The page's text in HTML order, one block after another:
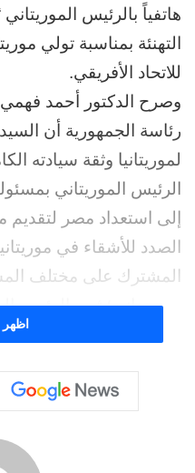
هاتفياً بالرئيس
التهنئة بمناسبة تولي
للاتحاد الأفريقي.
وصرح الدكتور أحمد
رئاسة الجمهورية أن
لموريتانيا وثقة سيادته
الرئيس الموريتاني
إلى استعداد مصر لتقديم
الصدد للأشقاء في
المشترك على مختلف
ومن جانبه؛ ثمن الرئيس
السيد الرئيس، مشدداً
بين البلدين، وجرى في هذا
آفاق جديدة للتعاون بما